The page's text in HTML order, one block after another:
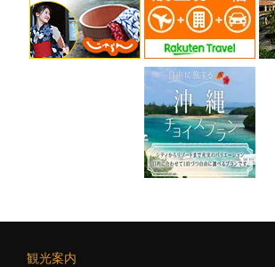
観光案内